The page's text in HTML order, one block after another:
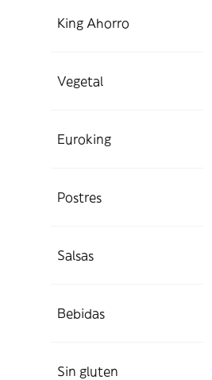
King Ahorro
Vegetal
Euroking
Postres
Salsas
Bebidas
Sin gluten